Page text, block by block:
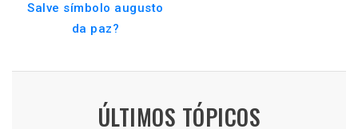
Salve símbolo augusto
da paz?
ÚLTIMOS TÓPICOS